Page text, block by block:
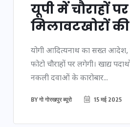
यूपी में चौराहों
मिलावटखोरों
योगी आदित्यनाथ का सख्त आदेश,
फोटो चौराहों पर लगेगी। खाद्य
नकली दवाओं के कारोबार...
BYगो गोरखपुर ब्यूरो 15 मई 2025